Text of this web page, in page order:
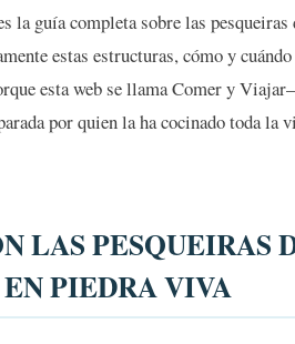
la guía completa sobre las
estas estructuras, cómo y
esta web se llama Comer y
por quien la ha cocinado toda la
LAS
PIEDRA VIVA